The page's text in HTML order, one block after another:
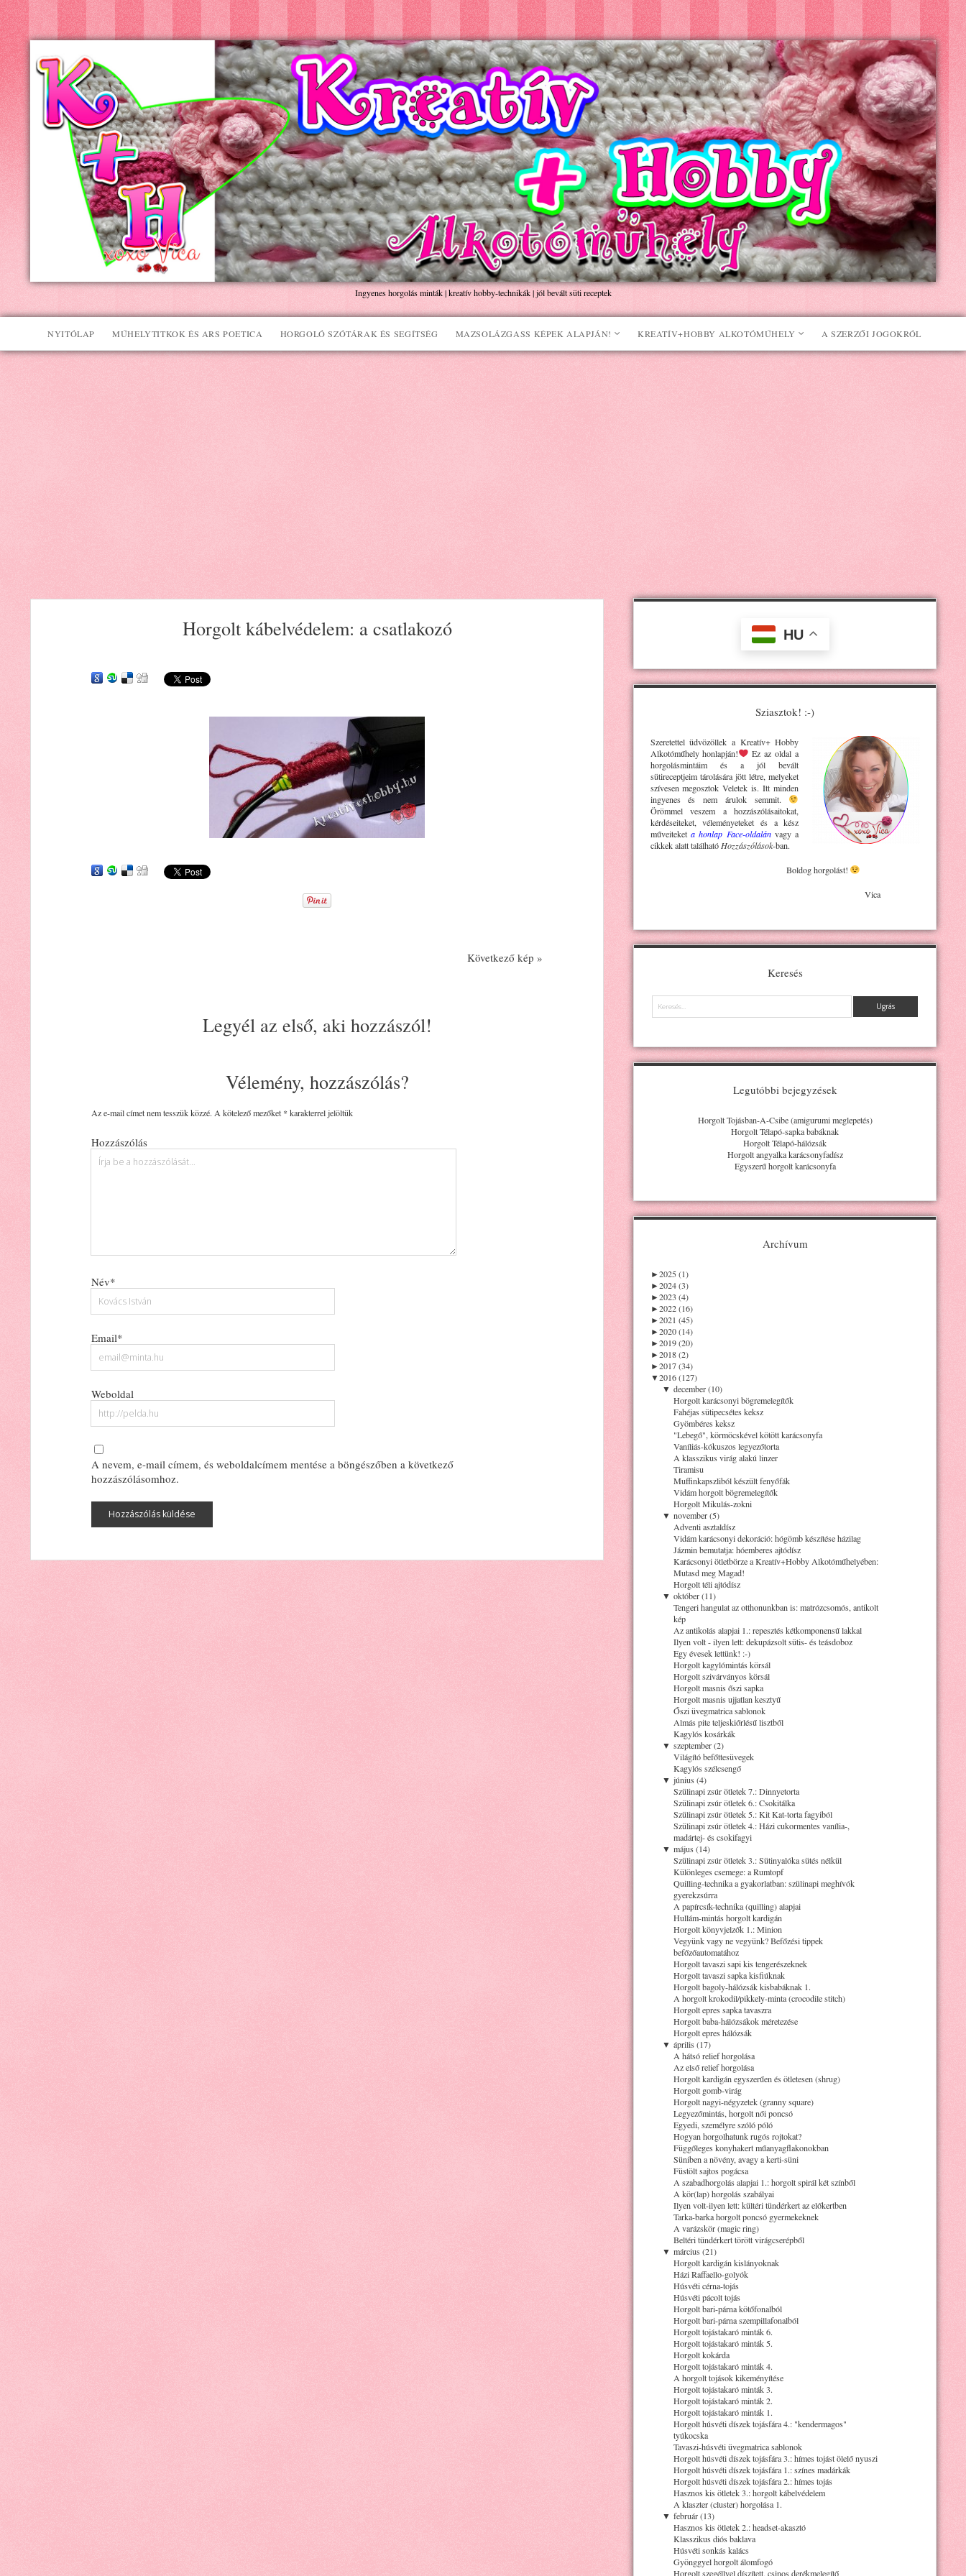
Kreatív+Hobby
Alkotóműhely
Ingyenes horgolás minták | kreatív hobby-technikák | jól bevált süti receptek
NYITÓLAP MŰHELYTITKOK ÉS ARS POETICA HORGOLÓ SZÓTÁRAK ÉS SEGÍTSÉG MAZSOLÁZGASS KÉPEK ALAPJÁN! KREATÍV+HOBBY ALKOTÓMŰHELY A SZERZŐI JOGOKRÓL
Horgolt kábelvédelem: a csatlakozó
Következő kép »
Legyél az első, aki hozzászól!
Vélemény, hozzászólás?
Az e-mail címet nem tesszük közzé. A kötelező mezőket * karakterrel jelöltük
Hozzászólás
Név*
Email*
Weboldal
A nevem, e-mail címem, és weboldalcímem mentése a böngészőben a következő
hozzászólásomhoz.
HU
Sziasztok! :-)
Szeretettel üdvözöllek a Kreatív+ Hobby
Alkotóműhelyhonlapján!
Ez az oldal a
horgolásmintáim és a jól bevált
sütireceptjeim tárolására jött létre, melyeket
szívesen megosztok Veletek is. Itt minden
ingyenes és nem árulok semmit.
Örömmel veszem a hozzászólásaitokat,
kérdéseiteket, véleményeteket és a kész
műveiteket a honlap Face-oldalánvagy a
cikkek alatt található Hozzászólások-ban.
Boldog horgolást!
Vica
Keresés
Keresés
Legutóbbi bejegyzések
Horgolt Tojásban-A-Csibe (amigurumi meglepetés)
Horgolt Télapó-sapka babáknak
Horgolt Télapó-hálózsák
Horgolt angyalka karácsonyfadísz
Egyszerű horgolt karácsonyfa
Archívum
►2025 (1)
►2024 (3)
►2023 (4)
►2022 (16)
►2021 (45)
►2020 (14)
►2019 (20)
►2018 (2)
►2017 (34)
▼2016 (127)
▼ december (10)
Horgolt karácsonyi bögremelegítők
Fahéjas sütipecsétes keksz
Gyömbéres keksz
"Lebegő", körmöcskével kötött karácsonyfa
Vaníliás-kókuszos legyezőtorta
A klasszikus virág alakú linzer
Tiramisu
Muffinkapszliból készült fenyőfák
Vidám horgolt bögremelegítők
Horgolt Mikulás-zokni
▼ november (5)
Adventi asztaldísz
Vidám karácsonyi dekoráció: hógömb készítése házilag
Jázmin bemutatja: hóemberes ajtódísz
Karácsonyi ötletbörze a Kreatív+Hobby Alkotóműhelyében:
Mutasd meg Magad!
Horgolt téli ajtódísz
▼ október (11)
Tengeri hangulat az otthonunkban is: matrózcsomós, antikolt
kép
Az antikolás alapjai 1.: repesztés kétkomponensű lakkal
Ilyen volt - ilyen lett: dekupázsolt sütis- és teásdoboz
Egy évesek lettünk! :-)
Horgolt kagylómintás körsál
Horgolt szivárványos körsál
Horgolt masnis őszi sapka
Horgolt masnis ujjatlan kesztyű
Őszi üvegmatrica sablonok
Almás pite teljeskiőrlésű lisztből
Kagylós kosárkák
▼ szeptember (2)
Világító befőttesüvegek
Kagylós szélcsengő
▼ június (4)
Szülinapi zsúr ötletek 7.: Dinnyetorta
Szülinapi zsúr ötletek 6.: Csokitálka
Szülinapi zsúr ötletek 5.: Kit Kat-torta fagyiból
Szülinapi zsúr ötletek 4.: Házi cukormentes vanília-,
madártej- és csokifagyi
▼ május (14)
Szülinapi zsúr ötletek 3.: Sütinyalóka sütés nélkül
Különleges csemege: a Rumtopf
Quilling-technika a gyakorlatban: szülinapi meghívók
gyerekzsúrra
A papírcsík-technika (quilling) alapjai
Hullám-mintás horgolt kardigán
Horgolt könyvjelzők 1.: Minion
Vegyünk vagy ne vegyünk? Befőzési tippek
befőzőautomatához
Horgolt tavaszi sapi kis tengerészeknek
Horgolt tavaszi sapka kisfiúknak
Horgolt bagoly-hálózsák kisbabáknak 1.
A horgolt krokodil/pikkely-minta (crocodile stitch)
Horgolt epres sapka tavaszra
Horgolt baba-hálózsákok méretezése
Horgolt epres hálózsák
▼ április (17)
A hátsó relief horgolása
Az első relief horgolása
Horgolt kardigán egyszerűen és ötletesen (shrug)
Horgolt gomb-virág
Horgolt nagyi-négyzetek (granny square)
Legyezőmintás, horgolt női poncsó
Egyedi, személyre szóló póló
Hogyan horgolhatunk rugós rojtokat?
Függőleges konyhakert műanyagflakonokban
Süniben a növény, avagy a kerti-süni
Füstölt sajtos pogácsa
A szabadhorgolás alapjai 1.: horgolt spirál két színből
A kör(lap) horgolás szabályai
Ilyen volt-ilyen lett: kültéri tündérkert az előkertben
Tarka-barka horgolt poncsó gyermekeknek
A varázskör (magic ring)
Beltéri tündérkert törött virágcserépből
▼ március (21)
Horgolt kardigán kislányoknak
Házi Raffaello-golyók
Húsvéti cérna-tojás
Húsvéti pácolt tojás
Horgolt bari-párna kötőfonalból
Horgolt bari-párna szempillafonalból
Horgolt tojástakaró minták 6.
Horgolt tojástakaró minták 5.
Horgolt kokárda
Horgolt tojástakaró minták 4.
A horgolt tojások kikeményítése
Horgolt tojástakaró minták 3.
Horgolt tojástakaró minták 2.
Horgolt tojástakaró minták 1.
Horgolt húsvéti díszek tojásfára 4.: "kendermagos"
tyúkocska
Tavaszi-húsvéti üvegmatrica sablonok
Horgolt húsvéti díszek tojásfára 3.: hímes tojást ölelő nyuszi
Horgolt húsvéti díszek tojásfára 1.: színes madárkák
Horgolt húsvéti díszek tojásfára 2.: hímes tojás
Hasznos kis ötletek 3.: horgolt kábelvédelem
A klaszter (cluster) horgolása 1.
▼ február (13)
Hasznos kis ötletek 2.: headset-akasztó
Klasszikus diós baklava
Húsvéti sonkás kalács
Gyönggyel horgolt álomfogó
Horgolt szegéllyel díszített, csinos derékmelegítő